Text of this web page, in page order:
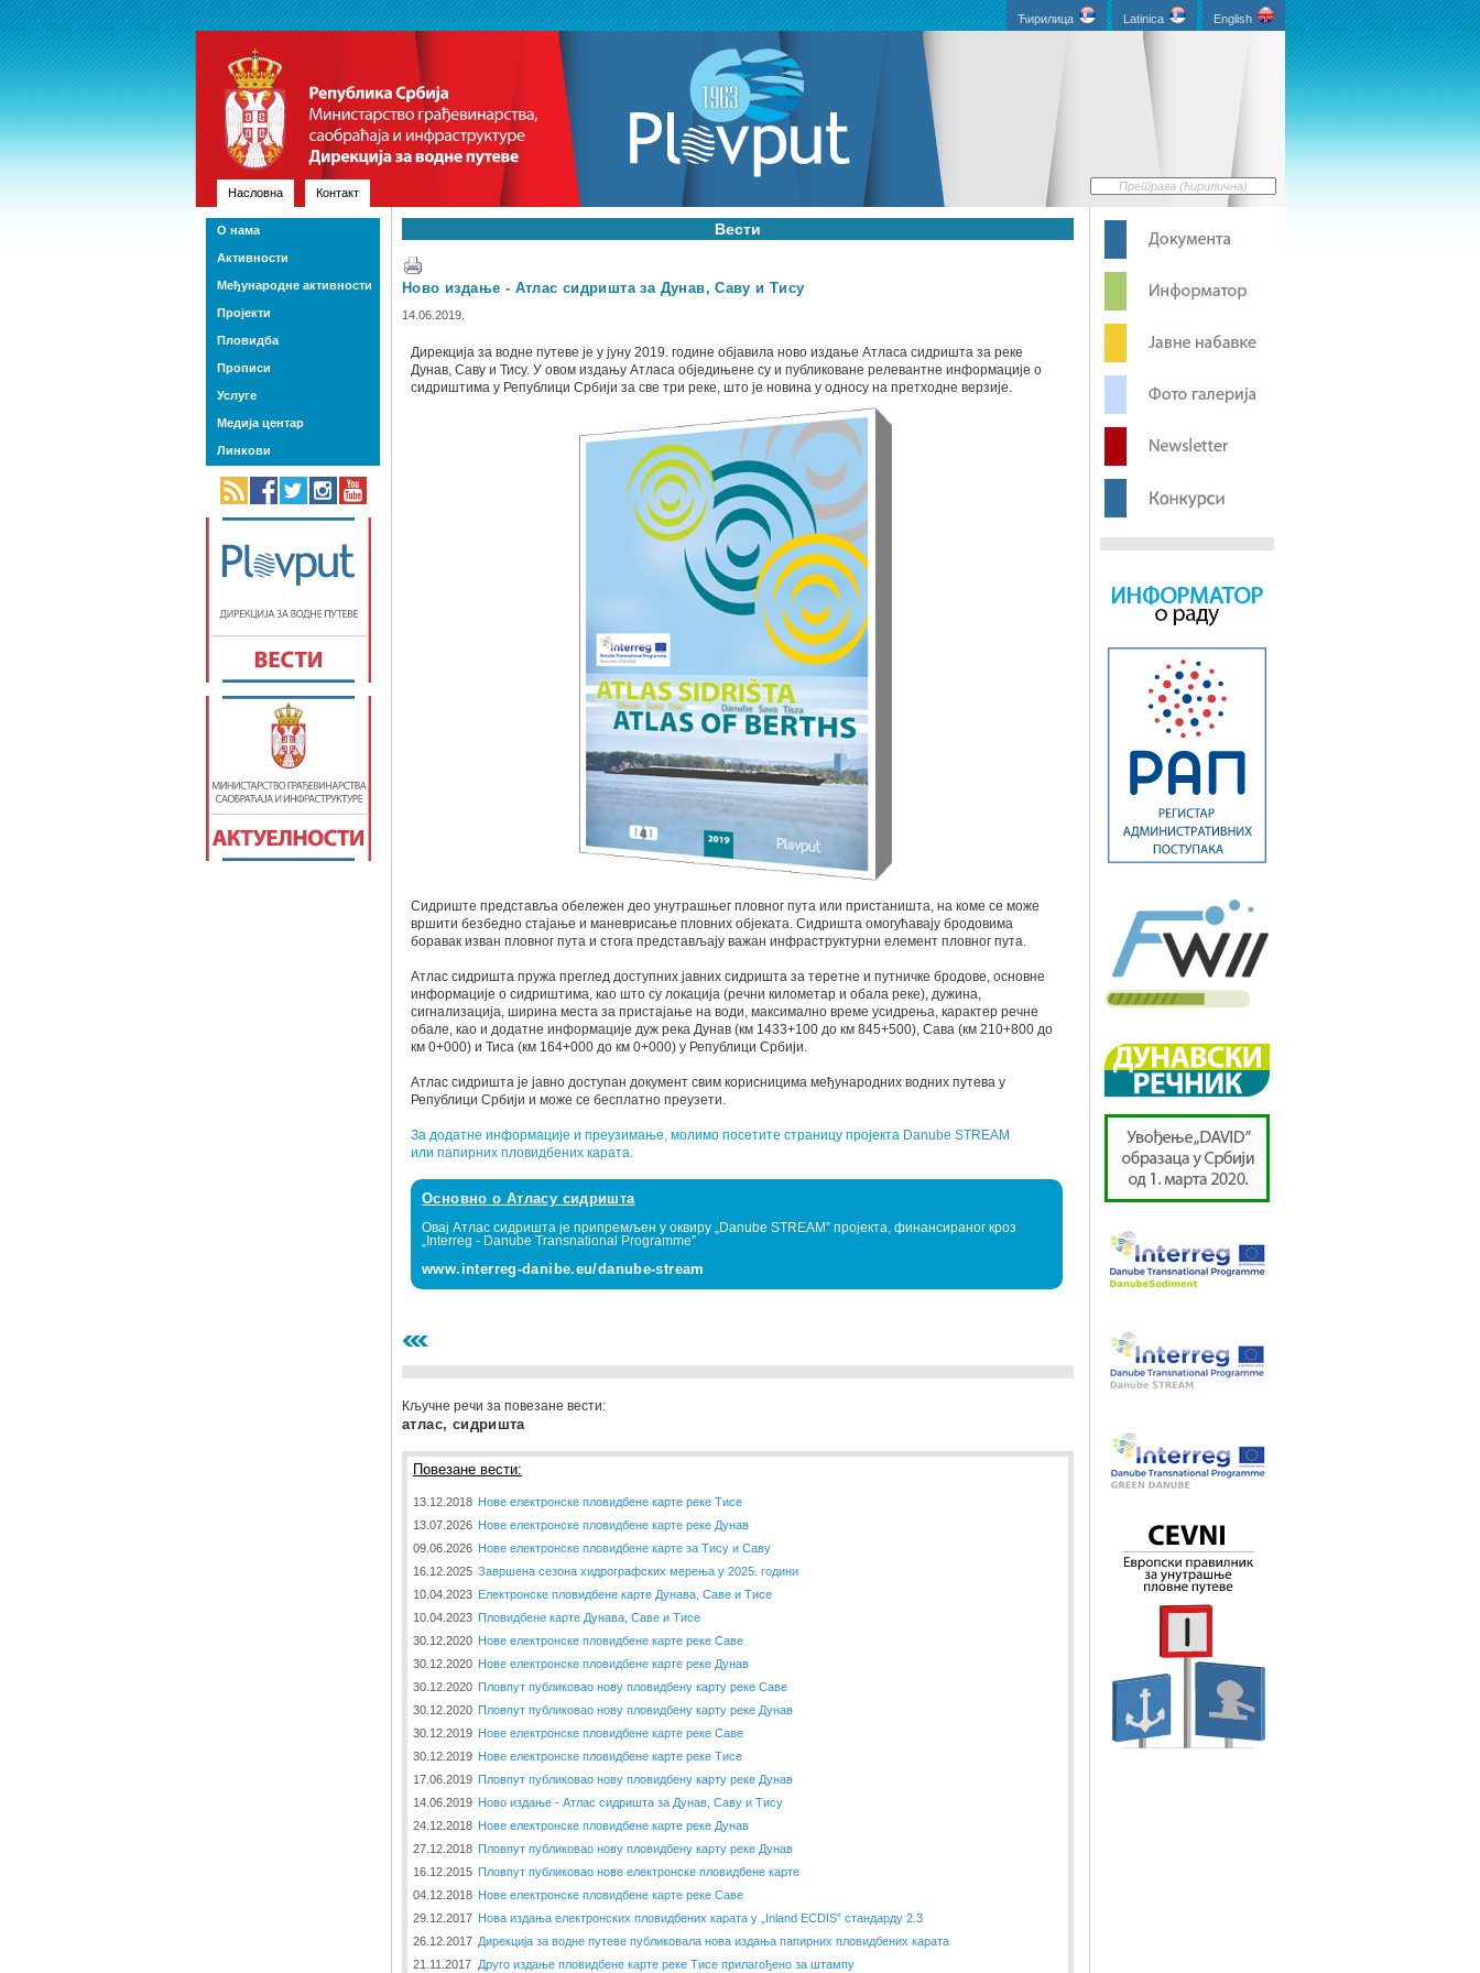
English
Latinica
Ћирилица
Насловна Контакт
Вести
Ново издање - Атлас сидришта за Дунав, Саву и Тису
14.06.2019.
Дирекција за водне путеве је у јуну 2019. године објавила ново издање Атласа сидришта за реке
Дунав, Саву и Тису. У овом издању Атласа обједињене су и публиковане релевантне информације о
сидриштима у Републици Србији за све три реке, што је новина у односу на претходне верзије.
Сидриште представља обележен део унутрашњег пловног пута или пристаништа, на коме се може
вршити безбедно стајање и маневрисање пловних објеката. Сидришта омогућавају бродовима
боравак изван пловног пута и стога представљају важан инфраструктурни елемент пловног пута.
Атлас сидришта пружа преглед доступних јавних сидришта за теретне и путничке бродове, основне
информације о сидриштима, као што су локација (речни километар и обала реке), дужина,
сигнализација, ширина места за пристајање на води, максимално време усидрења, карактер речне
обале, као и додатне информације дуж река Дунав (км 1433+100 до км 845+500), Сава (км 210+800 до
км 0+000) и Тиса (км 164+000 до км 0+000) у Републици Србији.
Атлас сидришта је јавно доступан документ свим корисницима међународних водних путева у
Републици Србији и може се бесплатно преузети.
За додатне информације и преузимање, молимо посетите страницу пројекта Danube STREAM
илипапирних пловидбених карата.
Основно о Атласу сидришта
Овај Атлас сидришта је припремљен у оквиру „Danube STREAM” пројекта, финансираног кроз
„Interreg - Danube Transnational Programme”
www.interreg-danibe.eu/danube-stream
Кључне речи за повезане вести:
атлас, сидришта
Повезане вести:
13.12.2018 Нове електронске пловидбене карте реке Тисе
13.07.2026 Нове електронске пловидбене карте реке Дунав
09.06.2026 Нове електронске пловидбене карте за Тису и Саву
16.12.2025 Завршена сезона хидрографских мерења у 2025. години
10.04.2023 Електронске пловидбене карте Дунава, Саве и Тисе
10.04.2023 Пловидбене карте Дунава, Саве и Тисе
30.12.2020 Нове електронске пловидбене карте реке Саве
30.12.2020 Нове електронске пловидбене карте реке Дунав
30.12.2020 Пловпут публиковао нову пловидбену карту реке Саве
30.12.2020 Пловпут публиковао нову пловидбену карту реке Дунав
30.12.2019 Нове електронске пловидбене карте реке Саве
30.12.2019 Нове електронске пловидбене карте реке Тисе
17.06.2019 Пловпут публиковао нову пловидбену карту реке Дунав
14.06.2019 Ново издање - Атлас сидришта за Дунав, Саву и Тису
24.12.2018 Нове електронске пловидбене карте реке Дунав
27.12.2018 Пловпут публиковао нову пловидбену карту реке Дунав
16.12.2015 Пловпут публиковао нове електронске пловидбене карте
04.12.2018 Нове електронске пловидбене карте реке Саве
29.12.2017 Нова издања електронских пловидбених карата у „Inland ECDIS” стандарду 2.3
26.12.2017 Дирекција за водне путеве публиковала нова издања папирних пловидбених карата
21.11.2017 Друго издање пловидбене карте реке Тисе прилагођено за штампу
О нама
Активности
Међународне активности
Пројекти
Пловидба
Прописи
Услуге
Медија центар
Линкови